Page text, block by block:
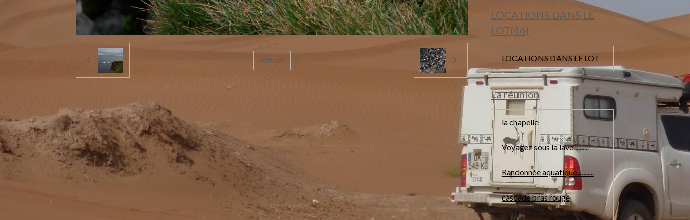
Retour
LOCATIONS DANS LE
LOT(46)
LOCATIONS DANS LE LOT
La réunion
la chapelle
Voyagez sous la lave..........
Randonnée aquatique...........
cascade bras rouge